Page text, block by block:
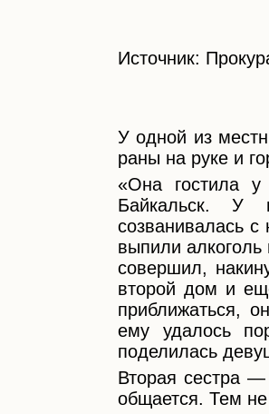
Источник:
У одной из
раны на руке и
«Она гостила
Байкальск. У
созванивалась
выпили алкоголь
совершил,
второй дом и
приближаться,
ему удалось
поделилась
Вторая сестра
общается. Тем не